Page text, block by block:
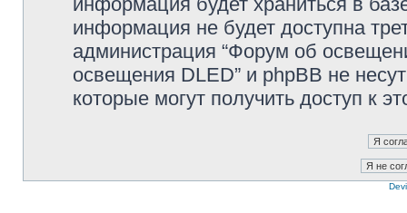
информация не будет доступна
администрация “Форум об
освещения DLED” и phpBB не
которые могут получить доступ к